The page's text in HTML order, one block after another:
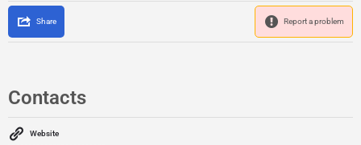
Share Report a problem
Contacts
Website